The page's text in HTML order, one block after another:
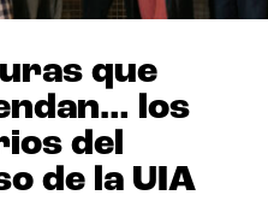
que
los
del
de la UIA